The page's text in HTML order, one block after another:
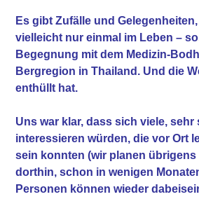
Es gibt Zufälle und
vielleicht nur einmal im Leben –
Begegnung mit dem Medizin-
Bergregion in Thailand. Und die
enthüllt hat.
Uns war klar, dass sich viele, sehr
interessieren würden, die vor Ort
sein konnten (wir planen übrigens
dorthin, schon in wenigen
Personen können wieder